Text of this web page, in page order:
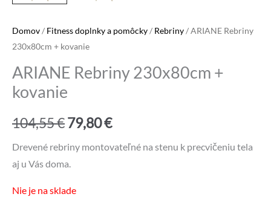
Domov/ Fitness doplnky a pomôcky/ Rebriny/ ARIANE Rebriny
230x80cm + kovanie
ARIANE Rebriny 230x80cm +
kovanie
104,55€Pôvodná
cena
104,55 €.
79,80€Aktuálna
cena
Drevené rebriny montovateľné na stenu k precvičeniu tela
aj u Vás doma.
Nie je na sklade